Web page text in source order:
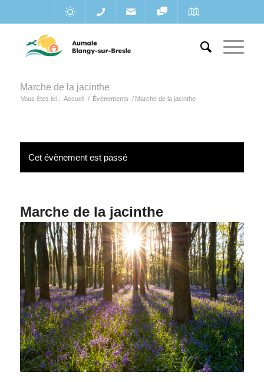
Marche de la jacinthe
Vous êtes ici : Accueil / Évènements / Marche de la jacinthe
Cet évènement est passé
Marche de la jacinthe